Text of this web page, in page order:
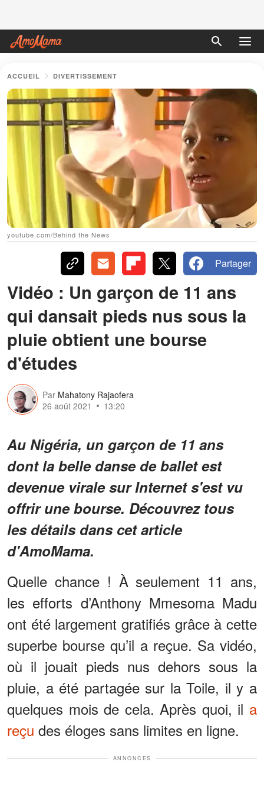
ACCUEIL DIVERTISSEMENT
youtube.com/Behind the News
Partager
Vidéo : Un garçon de 11 ans
qui dansait pieds nus sous la
pluie obtient une bourse
d'études
Par Mahatony Rajaofera
26 août 2021
13:20
Au Nigéria, un garçon de 11 ans
dont la belle danse de ballet est
devenue virale sur Internet s'est vu
offrir une bourse. Découvrez tous
les détails dans cet article
d'AmoMama.
Quelle chance ! À seulement 11 ans,
les efforts d’Anthony Mmesoma Madu
ont été largement gratifiés grâce à cette
superbe bourse qu’il a reçue. Sa vidéo,
où il jouait pieds nus dehors sous la
pluie, a été partagée sur la Toile, il y a
quelques mois de cela. Après quoi, il a
reçu des éloges sans limites en ligne.
ANNONCES